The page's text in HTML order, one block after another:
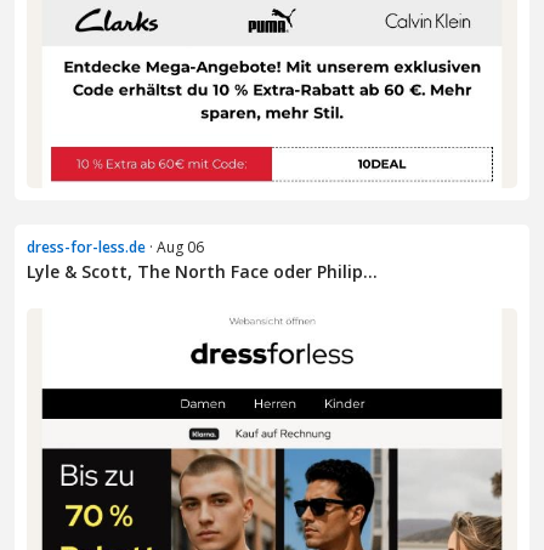
dress-for-less.de · Aug 06
Lyle & Scott, The North Face oder Philip...